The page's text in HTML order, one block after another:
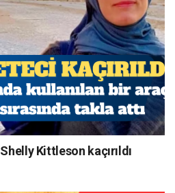
Kittleson kaçırıldı